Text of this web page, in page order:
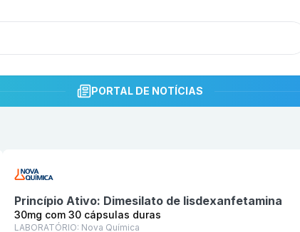
PORTAL DE NOTÍCIAS
Princípio Ativo: Dimesilato de lisdexanfetamina
30mg com 30 cápsulas duras
LABORATÓRIO: Nova Química